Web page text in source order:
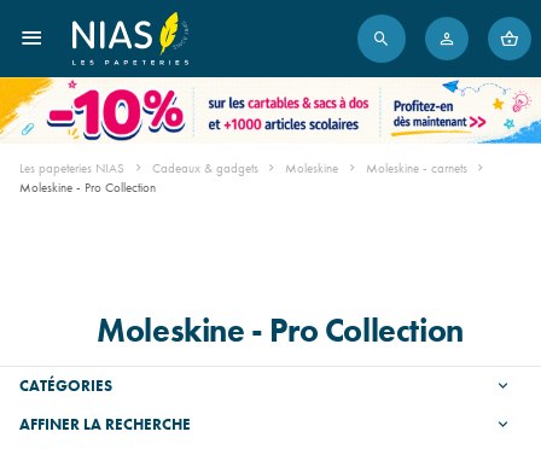
Les papeteries NIAS Cadeaux & gadgets Moleskine
Moleskine - carnets
Moleskine - Pro Collection
Moleskine - Pro Collection
CATÉGORIES
AFFINER LA RECHERCHE